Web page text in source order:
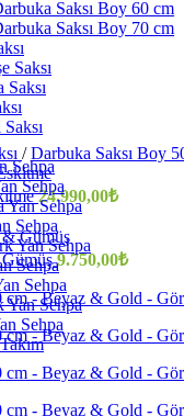
Saksı Boy 60 cm
Saksı Boy 70 cm
Saksı
Sehpa
Sehpa
Yan Sehpa
Sehpa
Yan Sehpa
Sehpa
Sehpa
Yan Sehpa
Sehpa
/ Darbuka Saksı Boy
24.990,00₺
Gümüş9.750,00₺